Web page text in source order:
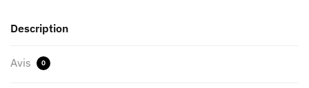
Description
Avis 0